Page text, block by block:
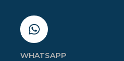
WHATSAPP